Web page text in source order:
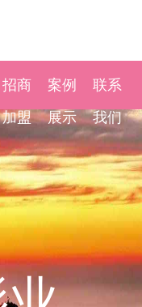
招商
加盟
案例
展示
联系
我们